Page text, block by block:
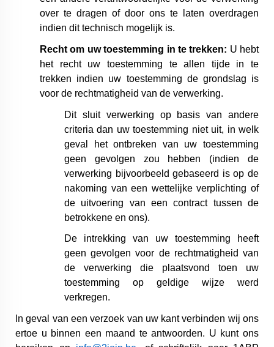
over te dragen of door ons te laten overdragen
indien dit technisch mogelijk is.
Recht om uw toestemming in te trekken: U hebt
het recht uw toestemming te allen tijde in te
trekken indien uw toestemming de grondslag is
voor de rechtmatigheid van de verwerking.
Dit sluit verwerking op basis van andere
criteria dan uw toestemming niet uit, in welk
geval het ontbreken van uw toestemming
geen gevolgen zou hebben (indien de
verwerking bijvoorbeeld gebaseerd is op de
nakoming van een wettelijke verplichting of
de uitvoering van een contract tussen de
betrokkene en ons).
De intrekking van uw toestemming heeft
geen gevolgen voor de rechtmatigheid van
de verwerking die plaatsvond toen uw
toestemming op geldige wijze werd
verkregen.
In geval van een verzoek van uw kant verbinden wij ons
ertoe u binnen een maand te antwoorden. U kunt ons